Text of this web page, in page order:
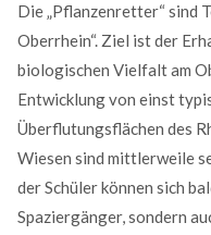
Die „Pflanzenretter“ sind
Oberrhein“. Ziel ist der
biologischen Vielfalt am
Entwicklung von einst
Überflutungsflächen des
Wiesen sind mittlerweile
der Schüler können sich
Spaziergänger, sondern
+49 6721 14367
info@Lebensader-
http://
Kontaktformular
Your Name
Your e-Mail*